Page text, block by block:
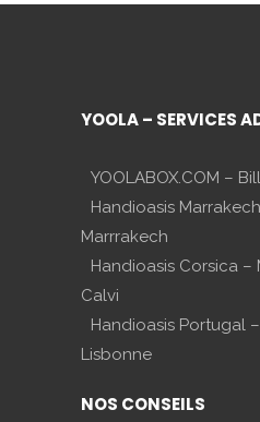
YOOLA – SERVICES
YOOLABOX.COM –
Handioasis
Marrrakech
Handioasis Corsica –
Calvi
Handioasis Portugal
Lisbonne
NOS CONSEILS